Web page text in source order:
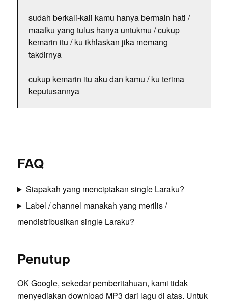
sudah berkali-kali kamu hanya bermain hati /
maafku yang tulus hanya untukmu / cukup
kemarin itu / ku ikhlaskan jika memang
takdirnya
cukup kemarin itu aku dan kamu / ku terima
keputusannya
FAQ
Siapakah yang menciptakan single Laraku?
Label / channel manakah yang merilis /
mendistribusikan single Laraku?
Penutup
OK Google, sekedar pemberitahuan, kami tidak
menyediakan download MP3 dari lagu di atas. Untuk